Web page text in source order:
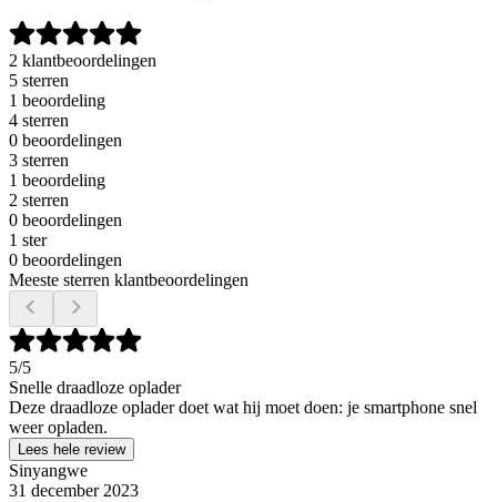
2 klantbeoordelingen
5 sterren
1 beoordeling
4 sterren
0 beoordelingen
3 sterren
1 beoordeling
2 sterren
0 beoordelingen
1 ster
0 beoordelingen
Meeste sterren klantbeoordelingen
5/5
Snelle draadloze oplader
Deze draadloze oplader doet wat hij moet doen: je smartphone snel
weer opladen.
Lees hele review
Sinyangwe
31 december 2023